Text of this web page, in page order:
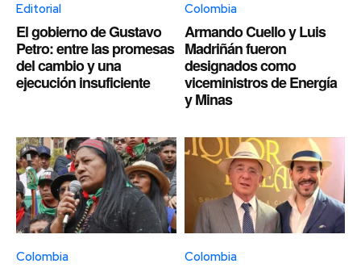
Editorial
El gobierno de Gustavo
Petro: entre las promesas
del cambio y una
ejecución insuficiente
Colombia
Armando Cuello y Luis
Madriñán fueron
designados como
viceministros de Energía
y Minas
Colombia Colombia